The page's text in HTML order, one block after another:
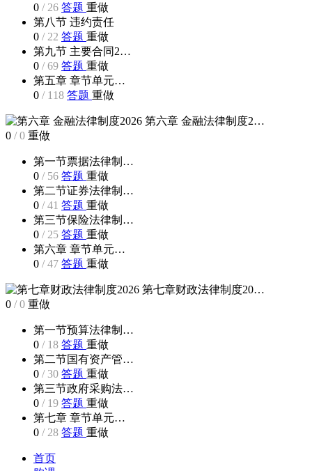
0 / 26 答题 重做
第八节 违约责任
0 / 22 答题 重做
第九节 主要合同2…
0 /69 答题 重做
第五章 章节单元…
0 / 118 答题 重做
第六章 金融法律制度2…
0 /0 重做
第一节票据法律制…
0 / 56 答题 重做
第二节证券法律制…
0 /41 答题 重做
第三节保险法律制…
0 / 25 答题 重做
第六章 章节单元…
0 /47 答题 重做
第七章财政法律制度20…
0 /0 重做
第一节预算法律制…
0 / 18 答题 重做
第二节国有资产管…
0 / 30 答题 重做
第三节政府采购法…
0 / 19 答题 重做
第七章 章节单元…
0 / 28 答题 重做
首页